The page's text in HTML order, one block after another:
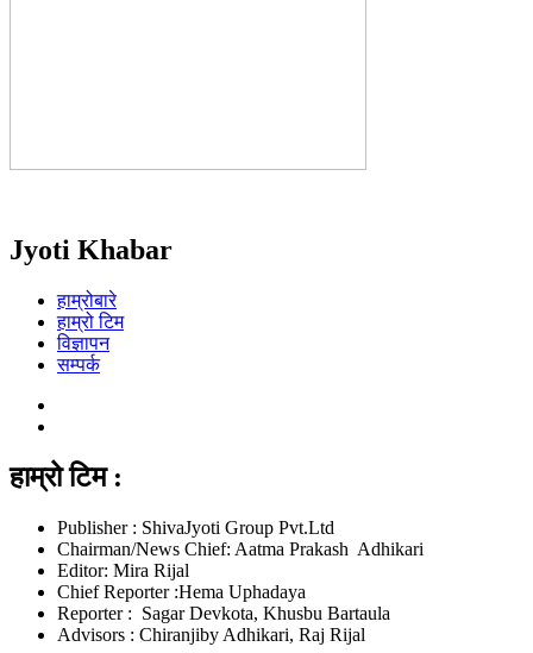
Jyoti Khabar
हाम्रोबारे
हाम्रो टिम
विज्ञापन
सम्पर्क
हाम्रो टिम :
Publisher : ShivaJyoti Group Pvt.Ltd
Chairman/News Chief: Aatma Prakash Adhikari
Editor: Mira Rijal
Chief Reporter :Hema Uphadaya
Reporter : Sagar Devkota, Khusbu Bartaula
Advisors : Chiranjiby Adhikari, Raj Rijal